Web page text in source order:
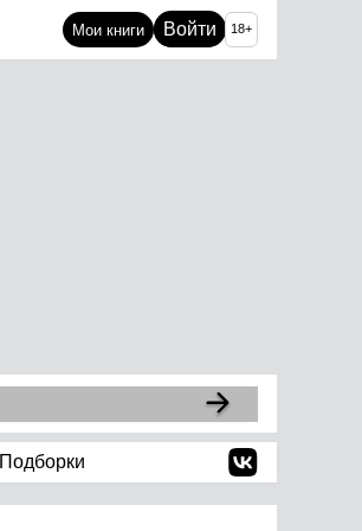
Мои книги Войти 18+
Подборки